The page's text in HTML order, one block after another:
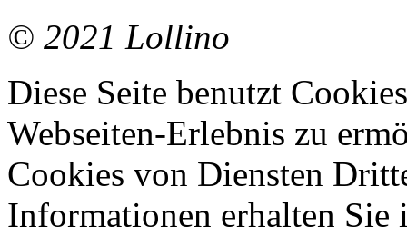
© 2021 Lollino
Diese Seite benutzt
Webseiten-Erlebnis zu
Cookies von Diensten
Informationen erhalten Sie